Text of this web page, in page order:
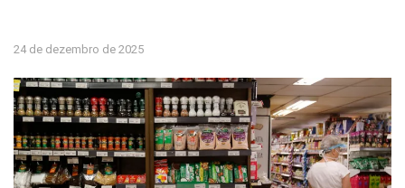
24 de dezembro de 2025